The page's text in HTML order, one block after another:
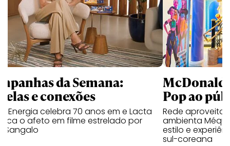
da Semana:
e conexões
Energia celebra 70 anos em e Lacta
o afeto em filme estrelado por
Sangalo
Pop ao
Rede aproveita
ambienta Méqui
estilo e
sul-coreana